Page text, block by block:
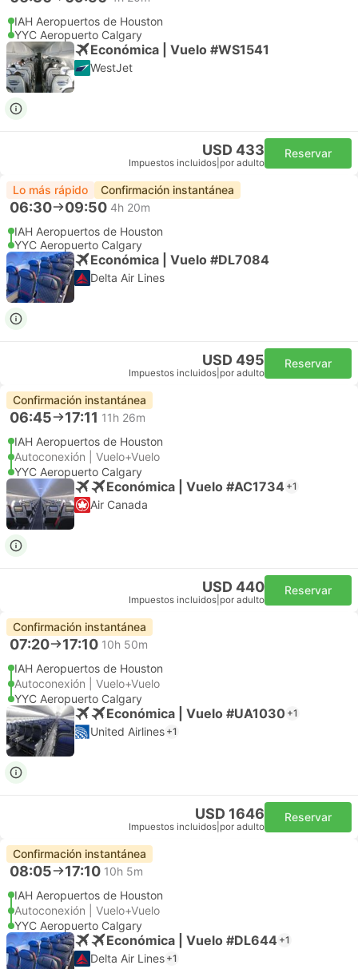
IAH Aeropuertos de Houston
YYC Aeropuerto Calgary
Económica | Vuelo #WS1541
WestJet
USD 433
Impuestos incluidos por adulto
Reservar
Lo más rápido Confirmación instantánea
06:30 09:50 4h 20m
IAH Aeropuertos de Houston
YYC Aeropuerto Calgary
Económica | Vuelo #DL7084
Delta Air Lines
USD 495
Impuestos incluidos por adulto
Reservar
Confirmación instantánea
06:45 17:11 11h 26m
IAH Aeropuertos de Houston
Autoconexión | Vuelo+Vuelo
YYC Aeropuerto Calgary
Económica | Vuelo #AC1734 +1
Air Canada
USD 440
Impuestos incluidos por adulto
Reservar
Confirmación instantánea
07:20 17:10 10h 50m
IAH Aeropuertos de Houston
Autoconexión | Vuelo+Vuelo
YYC Aeropuerto Calgary
Económica | Vuelo #UA1030 +1
United Airlines +1
USD 1646
Impuestos incluidos por adulto
Reservar
Confirmación instantánea
08:05 17:10 10h 5m
IAH Aeropuertos de Houston
Autoconexión | Vuelo+Vuelo
YYC Aeropuerto Calgary
Económica | Vuelo #DL644 +1
Delta Air Lines +1